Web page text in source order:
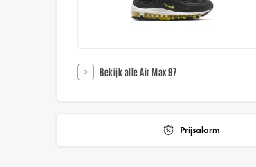
Bekijk alle Air Max 97
Prijsalarm